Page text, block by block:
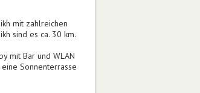
mit zahlreichen
sind es ca. 30 km.
mit Bar und WLAN
Sonnenterrasse